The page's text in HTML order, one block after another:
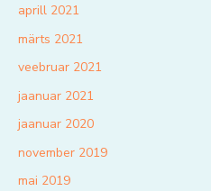
aprill 2021
märts 2021
veebruar 2021
jaanuar 2021
jaanuar 2020
november 2019
mai 2019